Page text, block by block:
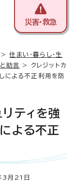
災害・救急
>住まい・暮らし・生
助言
> クレジットカ
による不正利用を防
リティを強
よる不正
月21日